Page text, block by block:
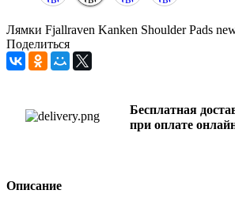
Лямки Fjallraven Kanken Shoulder Pads
Поделиться
Бесплатная
при оплате
Описание